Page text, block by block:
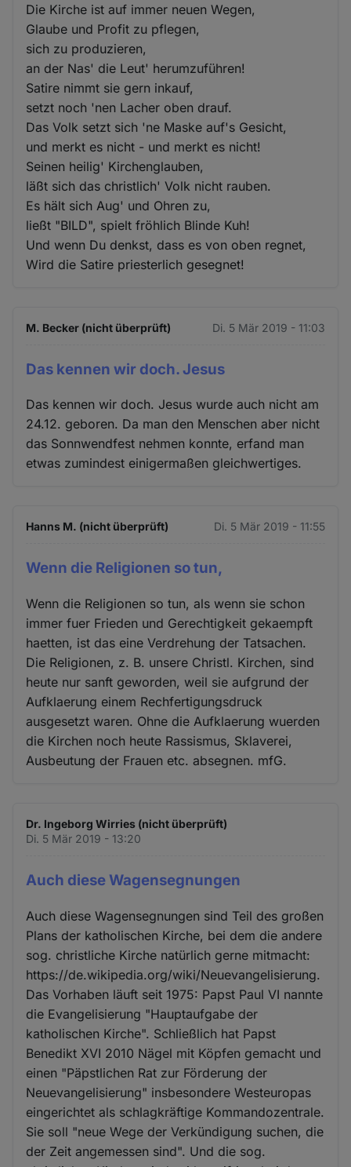
Die Kirche ist auf immer neuen Wegen,
Glaube und Profit zu pflegen,
sich zu produzieren,
an der Nas' die Leut' herumzuführen!
Satire nimmt sie gern inkauf,
setzt noch 'nen Lacher oben drauf.
Das Volk setzt sich 'ne Maske auf's Gesicht,
und merkt es nicht - und merkt es nicht!
Seinen heilig' Kirchenglauben,
läßt sich das christlich' Volk nicht rauben.
Es hält sich Aug' und Ohren zu,
ließt "BILD", spielt fröhlich Blinde Kuh!
Und wenn Du denkst, dass es von oben regnet,
Wird die Satire priesterlich gesegnet!
M. Becker (nicht überprüft) Di. 5 Mär 2019 - 11:03
Das kennen wir doch. Jesus
Das kennen wir doch. Jesus wurde auch nicht am
24.12. geboren. Da man den Menschen aber nicht
das Sonnwendfest nehmen konnte, erfand man
etwas zumindest einigermaßen gleichwertiges.
Hanns M. (nicht überprüft) Di. 5 Mär 2019 - 11:55
Wenn die Religionen so tun,
Wenn die Religionen so tun, als wenn sie schon
immer fuer Frieden und Gerechtigkeit gekaempft
haetten, ist das eine Verdrehung der Tatsachen.
Die Religionen, z. B. unsere Christl. Kirchen, sind
heute nur sanft geworden, weil sie aufgrund der
Aufklaerung einem Rechfertigungsdruck
ausgesetzt waren. Ohne die Aufklaerung wuerden
die Kirchen noch heute Rassismus, Sklaverei,
Ausbeutung der Frauen etc. absegnen. mfG.
Dr. Ingeborg Wirries (nicht überprüft)
Di. 5 Mär 2019 - 13:20
Auch diese Wagensegnungen
Auch diese Wagensegnungen sind Teil des großen
Plans der katholischen Kirche, bei dem die andere
sog. christliche Kirche natürlich gerne mitmacht:
https://de.wikipedia.org/wiki/Neuevangelisierung.
Das Vorhaben läuft seit 1975: Papst Paul VI nannte
die Evangelisierung "Hauptaufgabe der
katholischen Kirche". Schließlich hat Papst
Benedikt XVI 2010 Nägel mit Köpfen gemacht und
einen "Päpstlichen Rat zur Förderung der
Neuevangelisierung" insbesondere Westeuropas
eingerichtet als schlagkräftige Kommandozentrale.
Sie soll "neue Wege der Verkündigung suchen, die
der Zeit angemessen sind". Und die sog.